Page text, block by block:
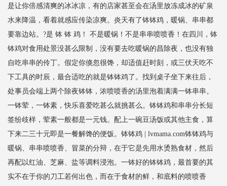
是让你倍感清爽的冰冰凉，有的店家甚至会在汤里放冻成冰的矿泉
水来降温，看着就感应传染凉爽。炎天有了钵钵鸡，暖锅、串串都
要靠边站。?是 钵 钵 鸡！ 不是暖锅！不是串串喷喷香！在四川，钵
钵鸡对食用处景没甚么限制，没有要去吃暖锅的昌除夜，也没有独
自吃串串的伶丁。假定你倏忽很馋，却适值赶时刻，或三伏天吃不
下工具的时辰，最合适吃的就是钵钵鸡了。找到桌子坐下来往后，
处事员会端上两个除夜钵钵，浓喷喷香的汤里泡着满满一钵串串。
一钵荤，一钵素，快乐喜爱吃甚么就挑甚么。钵钵鸡和串串分长短
签纷歧样，荤素一般都是一元钱。配上一碗豆汤饭或其他主食，算
下来二三十元即是一餐解馋的便饭。钵钵鸡 | lvmama.com钵钵鸡与
暖锅、串串喷喷香、冒菜的分辩，在于它是先用水烫熟食材，然后
再配以红油、芝麻、盐等调料浸泡。一钵好的钵钵鸡，最首要的其
实不在于你的刀工若何出色，而在于食材的鲜，和底料的喷喷香